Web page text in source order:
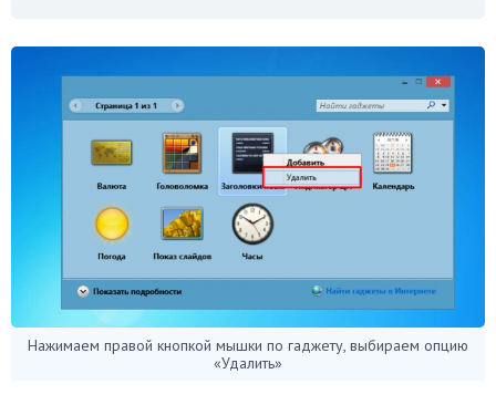
Нажимаем правой кнопкой мышки по гаджету, выбираем опцию
«Удалить»